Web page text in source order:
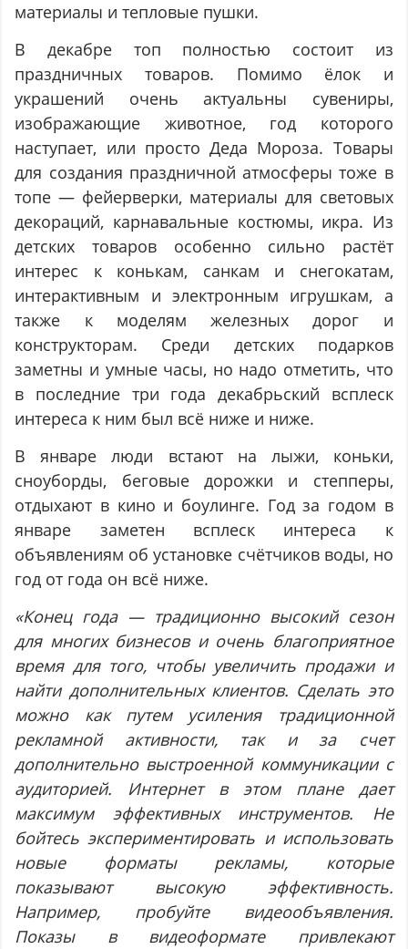
материалы и тепловые пушки.
В декабре топ полностью состоит из
праздничных товаров. Помимо ёлок и
украшений очень актуальны сувениры,
изображающие животное, год которого
наступает, или просто Деда Мороза. Товары
для создания праздничной атмосферы тоже в
топе — фейерверки, материалы для световых
декораций, карнавальные костюмы, икра. Из
детских товаров особенно сильно растёт
интерес к конькам, санкам и снегокатам,
интерактивным и электронным игрушкам, а
также к моделям железных дорог и
конструкторам. Среди детских подарков
заметны и умные часы, но надо отметить, что
в последние три года декабрьский всплеск
интереса к ним был всё ниже и ниже.
В январе люди встают на лыжи, коньки,
сноуборды, беговые дорожки и степперы,
отдыхают в кино и боулинге. Год за годом в
январе заметен всплеск интереса к
объявлениям об установке счётчиков воды, но
год от года он всё ниже.
«Конец года — традиционно высокий сезон
для многих бизнесов и очень благоприятное
время для того, чтобы увеличить продажи и
найти дополнительных клиентов. Сделать это
можно как путем усиления традиционной
рекламной активности, так и за счет
дополнительно выстроенной коммуникации с
аудиторией. Интернет в этом плане дает
максимум эффективных инструментов. Не
бойтесь экспериментировать и использовать
новые форматы рекламы, которые
показывают высокую эффективность.
Например, пробуйте видеообъявления.
Показы в видеоформате привлекают